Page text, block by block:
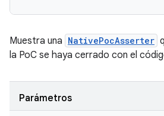
Muestra una NativePocAsserter
la PoC se haya cerrado con el
Parámetros